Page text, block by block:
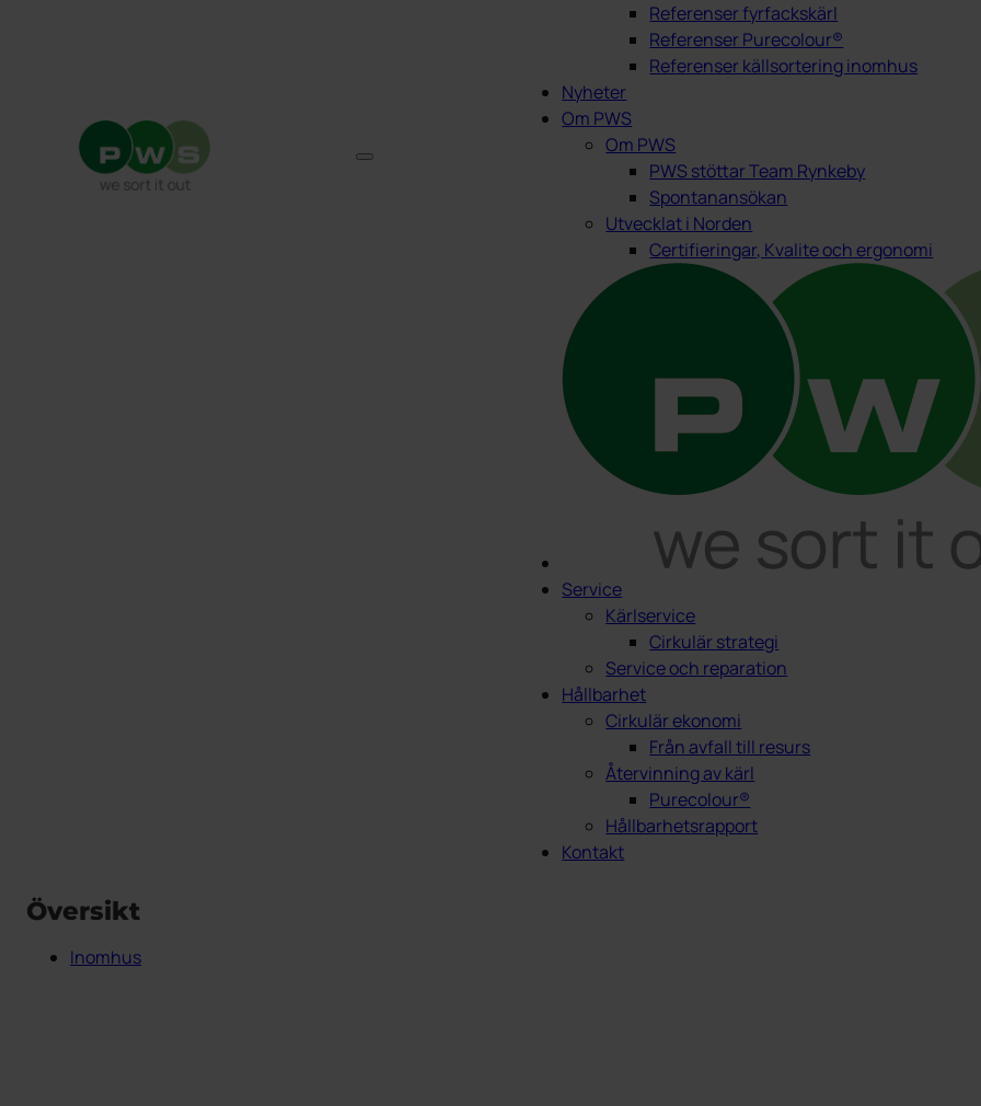
Referenser fyrfackskärl
Referenser Purecolour®
Referenser källsortering inomhus
Nyheter
Om PWS
Om PWS
PWS stöttar Team Rynkeby
Spontanansökan
Utvecklat i Norden
Certifieringar, Kvalite och ergonomi
Service
Kärlservice
Cirkulär strategi
Service och reparation
Hållbarhet
Cirkulär ekonomi
Från avfall till resurs
Återvinning av kärl
Purecolour®
Hållbarhetsrapport
Kontakt
Översikt
Inomhus